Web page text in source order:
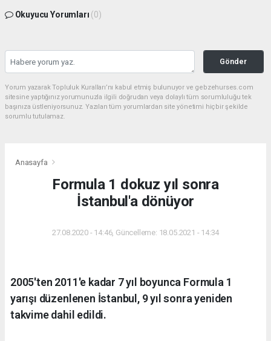
Okuyucu Yorumları (0)
Gönder
Yorum yazarak Topluluk Kuralları’nı kabul etmiş bulunuyor ve gebzehurses.com
sitesine yaptığınız yorumunuzla ilgili doğrudan veya dolaylı tüm sorumluluğu tek
başınıza üstleniyorsunuz. Yazılan tüm yorumlardan site yönetimi hiçbir şekilde
sorumlu tutulamaz.
Anasayfa
Formula 1 dokuz yıl sonra
İstanbul'a dönüyor
27.08.2020 - 14:46, Güncelleme: 18.05.2021 - 14:34
2005'ten 2011'e kadar 7 yıl boyunca Formula 1
yarışı düzenlenen İstanbul, 9 yıl sonra yeniden
takvime dahil edildi.